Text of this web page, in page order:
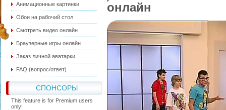
Анимационные картинки
Обои на рабочий стол
Смотреть видео онлайн
Браузерные игры онлайн
Заказ личной аватарки
FAQ (вопрос/ответ)
СПОНСОРЫ
This feature is for Premium users
only!
онлайн